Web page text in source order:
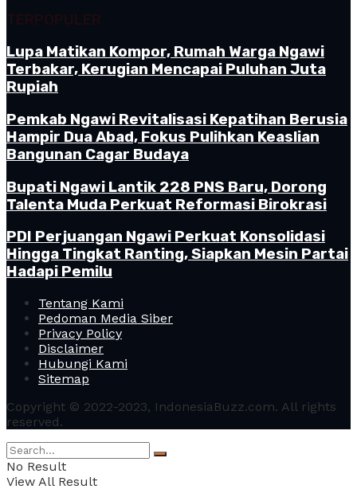
TERPOPULER
Lupa Matikan Kompor, Rumah Warga Ngawi
Terbakar, Kerugian Mencapai Puluhan Juta
Rupiah
Pemkab Ngawi Revitalisasi Kepatihan Berusia
Hampir Dua Abad, Fokus Pulihkan Keaslian
Bangunan Cagar Budaya
Bupati Ngawi Lantik 228 PNS Baru, Dorong
Talenta Muda Perkuat Reformasi Birokrasi
PDI Perjuangan Ngawi Perkuat Konsolidasi
Hingga Tingkat Ranting, Siapkan Mesin Partai
Hadapi Pemilu
Tentang Kami
Pedoman Media Siber
Privacy Policy
Disclaimer
Hubungi Kami
Sitemap
Copyright © 2022-2023, IndonesiaBuzz.com. All rights
reserved.
No Result
View All Result